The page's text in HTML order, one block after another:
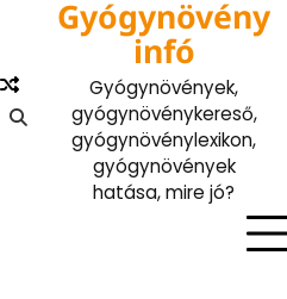
content
Gyógynövény
infó
Gyógynövények,
gyógynövénykereső,
gyógynövénylexikon,
gyógynövények
hatása, mire jó?